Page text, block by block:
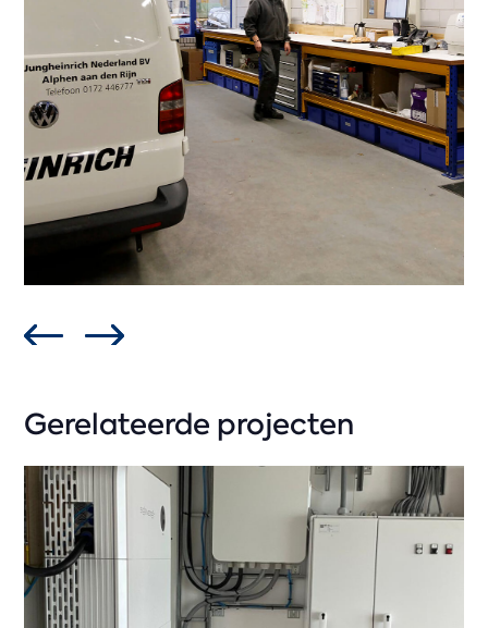
Gerelateerde projecten